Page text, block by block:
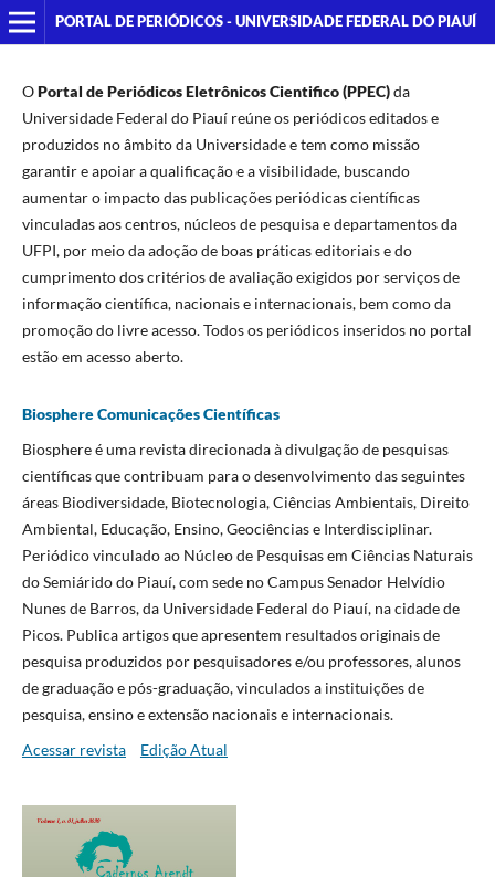
PORTAL DE PERIÓDICOS - UNIVERSIDADE FEDERAL DO PIAUÍ
OPortal de PeriódicosEletrônicos Cientifico (PPEC)da
Universidade Federal do Piauí reúne os periódicos editados e
produzidos no âmbito da Universidade e tem como missão
garantir e apoiar a qualificação e a visibilidade, buscando
aumentar o impacto das publicações periódicas científicas
vinculadas aos centros, núcleos de pesquisa e departamentos da
UFPI, por meio da adoção de boas práticas editoriais e do
cumprimento dos critérios de avaliação exigidos por serviços de
informação científica, nacionais e internacionais, bem como da
promoção do livre acesso. Todos os periódicos inseridos no portal
estão em acesso aberto.
Biosphere Comunicações Científicas
Biosphere é uma revista direcionada à divulgação de pesquisas
científicas que contribuam para o desenvolvimento das seguintes
áreas Biodiversidade, Biotecnologia, Ciências Ambientais, Direito
Ambiental, Educação, Ensino, Geociências e Interdisciplinar.
Periódico vinculado ao Núcleo de Pesquisas em Ciências Naturais
do Semiárido do Piauí, com sede no Campus Senador Helvídio
Nunes de Barros, da Universidade Federal do Piauí, na cidade de
Picos. Publica artigos que apresentem resultados originais de
pesquisa produzidos por pesquisadores e/ou professores, alunos
de graduação e pós-graduação, vinculados a instituições de
pesquisa, ensino e extensão nacionais e internacionais.
Acessar revista
Edição Atual